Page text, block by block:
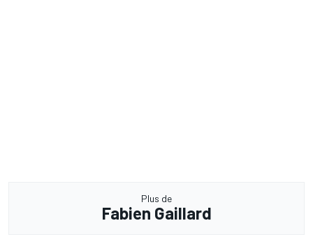
Plus de
Fabien Gaillard